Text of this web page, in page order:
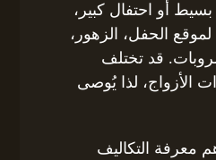
أو احتفال كبير،
الحفل، الزهور،
قد تختلف
الأزواج، لذا يُوصى
معرفة التكاليف